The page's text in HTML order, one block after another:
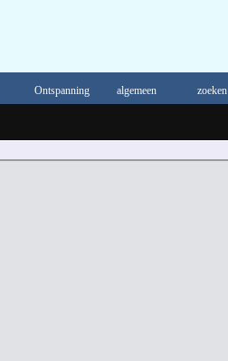
Ontspanning algemeen zoeken